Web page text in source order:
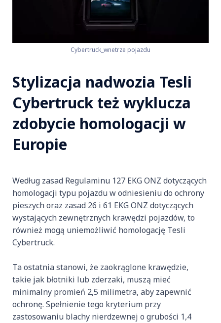
Cybertruck_wnetrze pojazdu
Stylizacja nadwozia Tesli
Cybertruck też wyklucza
zdobycie homologacji w
Europie
Według zasad Regulaminu 127 EKG ONZ dotyczących
homologacji typu pojazdu w odniesieniu do ochrony
pieszych oraz zasad 26 i 61 EKG ONZ dotyczących
wystających zewnętrznych krawędzi pojazdów, to
również mogą uniemożliwić homologację Tesli
Cybertruck.
Ta ostatnia stanowi, że zaokrąglone krawędzie,
takie jak błotniki lub zderzaki, muszą mieć
minimalny promień 2,5 milimetra, aby zapewnić
ochronę. Spełnienie tego kryterium przy
zastosowaniu blachy nierdzewnej o grubości 1,4